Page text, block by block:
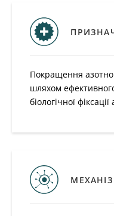
Покращення
шляхом
біологічної фіксації